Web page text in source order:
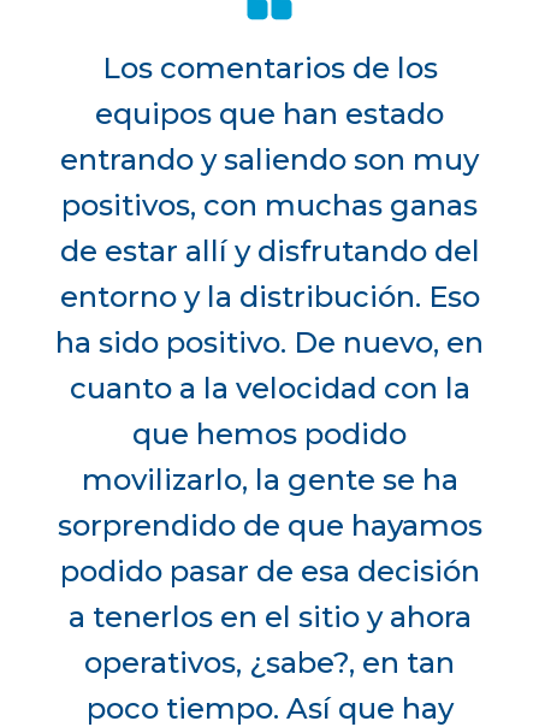
Los comentarios de los
equipos que han estado
entrando y saliendo son muy
positivos, con muchas ganas
de estar allí y disfrutando del
entorno y la distribución. Eso
ha sido positivo. De nuevo, en
cuanto a la velocidad con la
que hemos podido
movilizarlo, la gente se ha
sorprendido de que hayamos
podido pasar de esa decisión
a tenerlos en el sitio y ahora
operativos, ¿sabe?, en tan
poco tiempo. Así que hay